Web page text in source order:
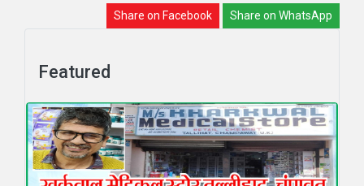
Share on Facebook Share on WhatsApp
Featured